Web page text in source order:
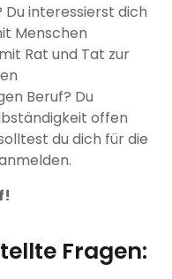
interessierst dich
Menschen
Rat und Tat zur
Beruf? Du
offen
du dich für die
Fragen: